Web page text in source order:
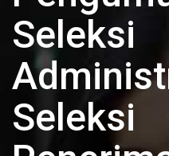
Seleksi
Seleksi